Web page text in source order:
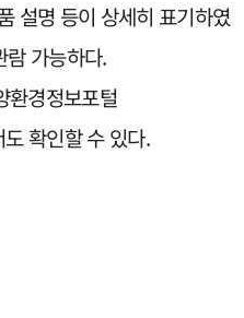
설명 등이 상세히 표기하였
가능하다.
환경정보포털
확인할 수 있다.